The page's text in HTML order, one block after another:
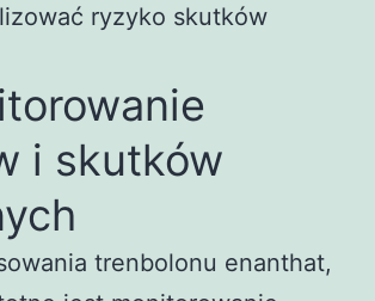
ryzyko skutków
i skutków
trenbolonu enanthat,